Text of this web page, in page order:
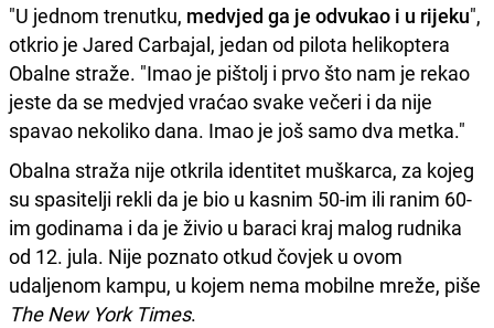
"U jednom trenutku, medvjed ga je odvukao i u rijeku",
otkrio je Jared Carbajal, jedan od pilota helikoptera
Obalne straže. "Imao je pištolj i prvo što nam je rekao
jeste da se medvjed vraćao svake večeri i da nije
spavao nekoliko dana. Imao je još samo dva metka."
Obalna straža nije otkrila identitet muškarca, za kojeg
su spasitelji rekli da je bio u kasnim 50-im ili ranim 60-
im godinama i da je živio u baraci kraj malog rudnika
od 12. jula. Nije poznato otkud čovjek u ovom
udaljenom kampu, u kojem nema mobilne mreže, piše
The New York Times.